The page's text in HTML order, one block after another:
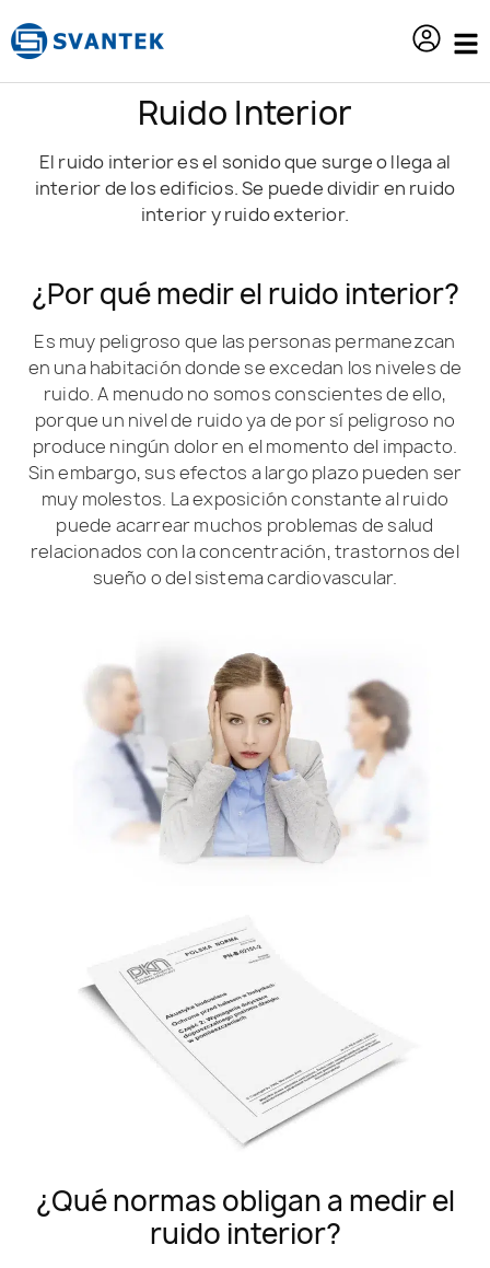
Ruido Interior
El ruido interior es el sonido que surge o llega al
interior de los edificios. Se puede dividir en ruido
interior y ruido exterior.
¿Por qué medir el ruido interior?
Es muy peligroso que las personas permanezcan
en una habitación donde se excedan los niveles de
ruido. A menudo no somos conscientes de ello,
porque un nivel de ruido ya de por sí peligroso no
produce ningún dolor en el momento del impacto.
Sin embargo, sus efectos a largo plazo pueden ser
muy molestos. La exposición constante al ruido
puede acarrear muchos problemas de salud
relacionados con la concentración, trastornos del
sueño o del sistema cardiovascular.
¿Qué normas obligan a medir el
ruido interior?